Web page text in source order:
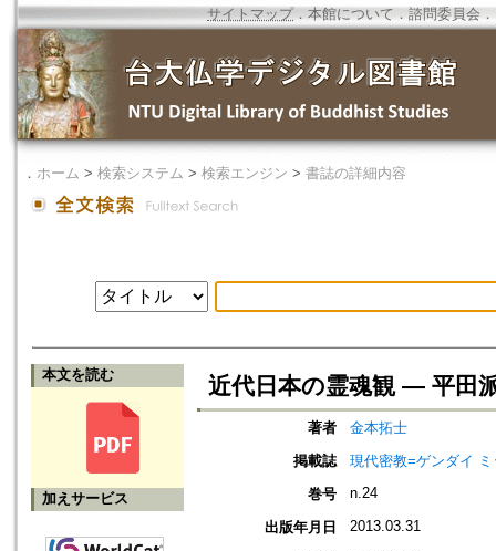
サイトマップ．本館について ． 諮問委員会 ．
． ホーム > 検索システム > 検索エンジン > 書誌の詳細内容
本文を読む
加えサービス
近代日本の霊魂観 ― 平田
著者
金本拓士
掲載誌
現代密教=ゲンダイ
巻号
n.24
出版年月日 2013.03.31